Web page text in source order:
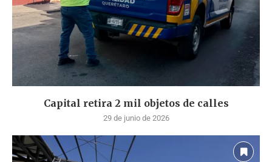
Capital retira 2 mil objetos de calles
29 de junio de 2026